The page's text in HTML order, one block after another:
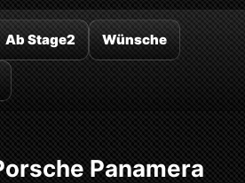
Ab Stage2 Wünsche
Panamera